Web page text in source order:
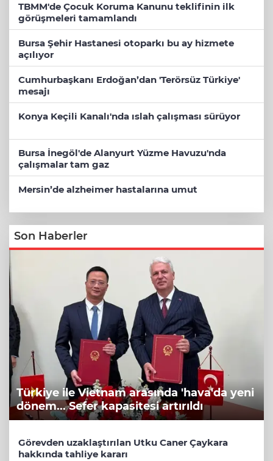
TBMM'de Çocuk Koruma Kanunu teklifinin ilk
görüşmeleri tamamlandı
Bursa Şehir Hastanesi otoparkı bu ay hizmete
açılıyor
Cumhurbaşkanı Erdoğan’dan 'Terörsüz Türkiye'
mesajı
Konya Keçili Kanalı'nda ıslah çalışması sürüyor
Bursa İnegöl'de Alanyurt Yüzme Havuzu'nda
çalışmalar tam gaz
Mersin’de alzheimer hastalarına umut
Son Haberler
Türkiye ile Vietnam arasında 'hava'da yeni
dönem... Sefer kapasitesi artırıldı
Görevden uzaklaştırılan Utku Caner Çaykara
hakkında tahliye kararı